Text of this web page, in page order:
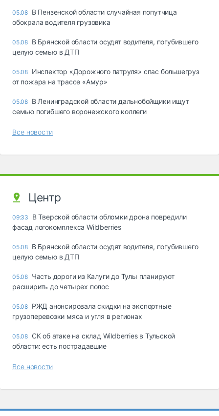
05.08 В Пензенской области случайная попутчица
обокрала водителя грузовика
05.08 В Брянской области осудят водителя, погубившего
целую семью в ДТП
05.08 Инспектор «Дорожного патруля» спас большегруз
от пожара на трассе «Амур»
05.08 В Ленинградской области дальнобойщики ищут
семью погибшего воронежского коллеги
Все новости
Центр
09:33
В Тверской области обломки дрона повредили
фасад логокомплекса Wildberries
05.08 В Брянской области осудят водителя, погубившего
целую семью в ДТП
05.08 Часть дороги из Калуги до Тулы планируют
расширить до четырех полос
05.08 РЖД анонсировала скидки на экспортные
грузоперевозки мяса и угля в регионах
05.08 СК об атаке на склад Wildberries в Тульской
области: есть пострадавшие
Все новости